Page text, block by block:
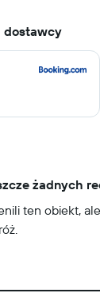
dostawcy
żadnych
ten obiekt,